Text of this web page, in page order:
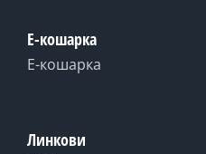
Е-кошарка
Е-кошарка
Линкови